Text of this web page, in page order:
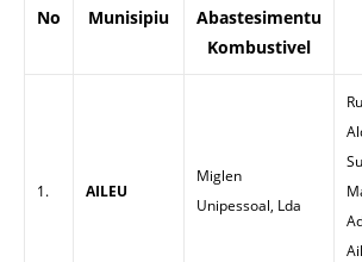
No Munisipiu
Abastesimentu
Kombustivel
1. AILEU
Miglen
Unipessoal, Lda